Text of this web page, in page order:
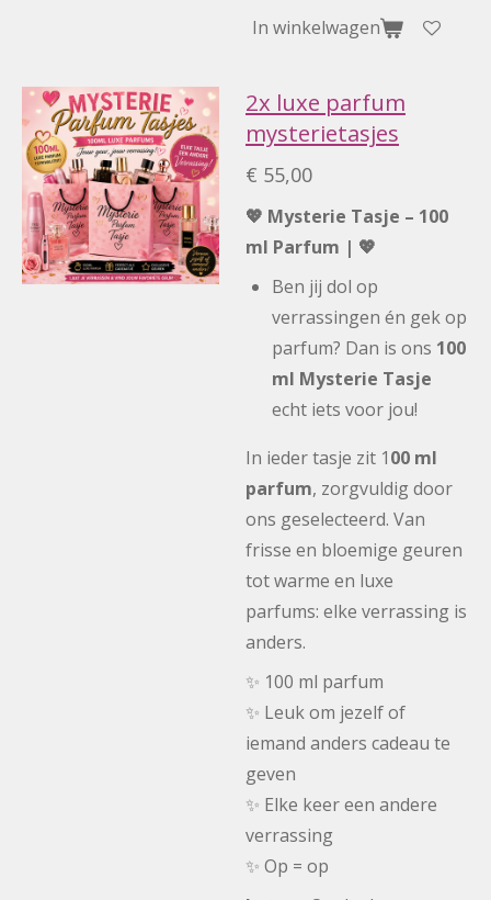
In winkelwagen
2x luxe parfum
mysterietasjes
€ 55,00
💖 Mysterie Tasje – 100
ml Parfum | 💖
Ben jij dol op
verrassingen én gek op
parfum? Dan is ons 100
ml Mysterie Tasje
echt iets voor jou!
In ieder tasje zit 100 ml
parfum, zorgvuldig door
ons geselecteerd. Van
frisse en bloemige geuren
tot warme en luxe
parfums: elke verrassing is
anders.
✨ 100 ml parfum
✨ Leuk om jezelf of
iemand anders cadeau te
geven
✨ Elke keer een andere
verrassing
✨ Op = op